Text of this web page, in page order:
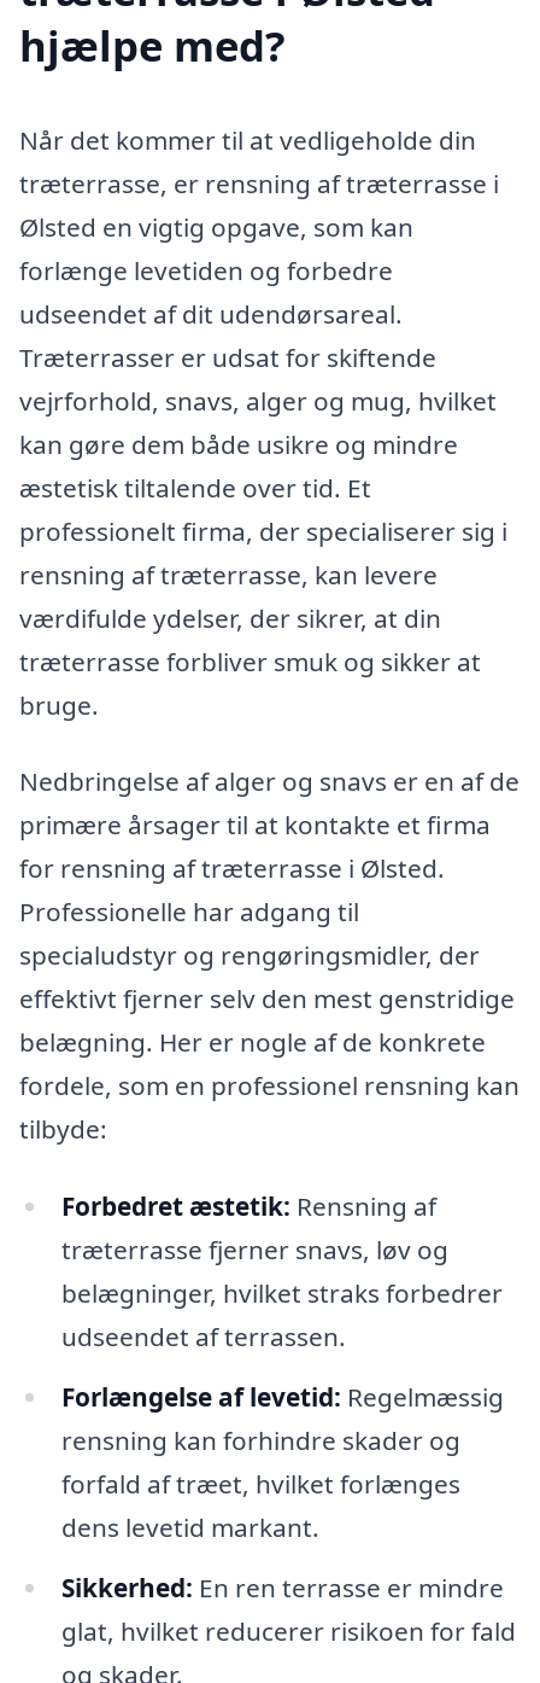
hjælpe med?
Når det kommer til at vedligeholde din
træterrasse, er rensning af træterrasse i
Ølsted en vigtig opgave, som kan
forlænge levetiden og forbedre
udseendet af dit udendørsareal.
Træterrasser er udsat for skiftende
vejrforhold, snavs, alger og mug, hvilket
kan gøre dem både usikre og mindre
æstetisk tiltalende over tid. Et
professionelt firma, der specialiserer sig i
rensning af træterrasse, kan levere
værdifulde ydelser, der sikrer, at din
træterrasse forbliver smuk og sikker at
bruge.
Nedbringelse af alger og snavs er en af de
primære årsager til at kontakte et firma
for rensning af træterrasse i Ølsted.
Professionelle har adgang til
specialudstyr og rengøringsmidler, der
effektivt fjerner selv den mest genstridige
belægning. Her er nogle af de konkrete
fordele, som en professionel rensning kan
tilbyde:
Forbedret æstetik: Rensning af
træterrasse fjerner snavs, løv og
belægninger, hvilket straks forbedrer
udseendet af terrassen.
Forlængelse af levetid: Regelmæssig
rensning kan forhindre skader og
forfald af træet, hvilket forlænges
dens levetid markant.
Sikkerhed: En ren terrasse er mindre
glat, hvilket reducerer risikoen for fald
og skader.